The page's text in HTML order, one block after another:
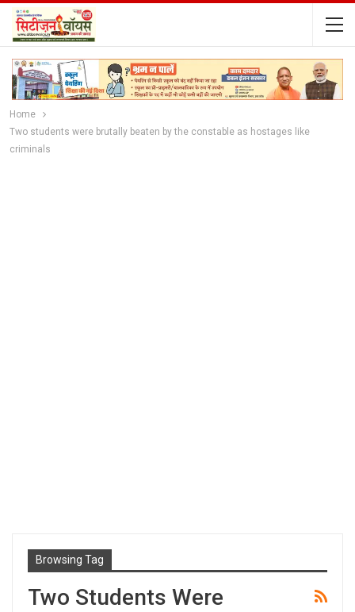
Home
Two students were brutally beaten by the constable as hostages like
criminals
Browsing Tag
Two Students Were